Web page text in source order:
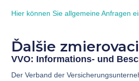
Hier können Sie allgemeine Anfragen
Ďalšie
VVO: Informations- und
Der Verband der